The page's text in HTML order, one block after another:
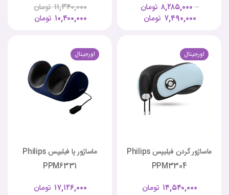
تومان ۸,۲۸۵,۰۰۰ –
تومان ۷,۴۹۰,۰۰۰
تومان۱۱,۳۴۰,۰۰۰
تومان ۱۰,۴۰۰,۰۰۰
اورجینال
ماساژور گردن فیلیپس Philips
PPM3304
تومان ۱۴,۵۴۰,۰۰۰
اورجینال
ماساژور پا فیلیپس Philips
PPM6331
تومان ۱۷,۱۲۶,۰۰۰